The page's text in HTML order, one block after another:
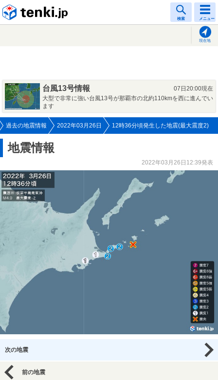
検索 メニュー
現在地
台風13号情報
07日20:00現在
大型で非常に強い台風13号が那覇市の北約110kmを西に進んでい
ます
過去の地震情報 2022年03月26日 12時36分頃発生した地震(最大震度2)
地震情報
2022年03月26日12:39発表
次の地震
前の地震